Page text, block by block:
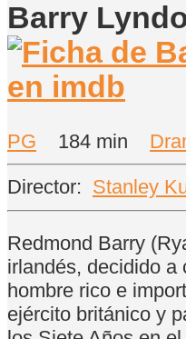
Barry
PG 184 min
Director: Stanley
Redmond Barry
irlandés, decidido a
hombre rico e
ejército británico y